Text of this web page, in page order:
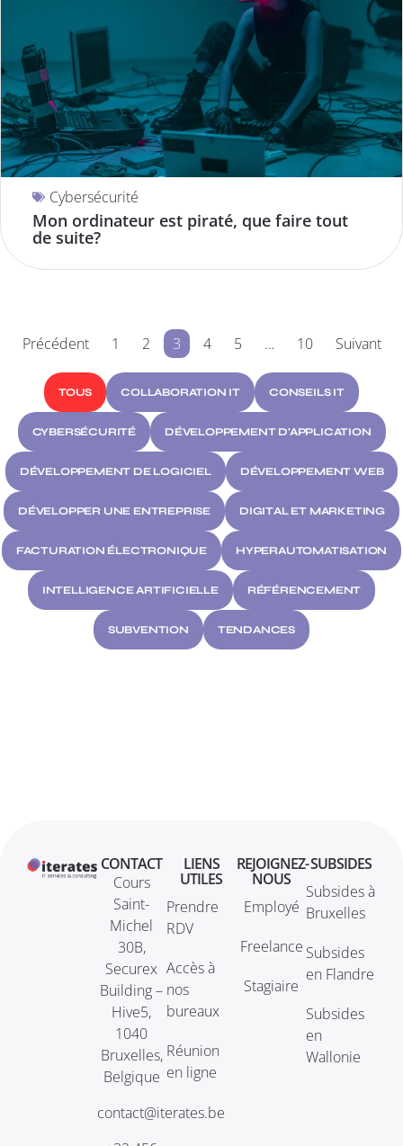
Cybersécurité
Mon ordinateur est piraté, que faire tout
de suite?
Précédent 1 2 3 4 5 … 10 Suivant
TOUS COLLABORATION IT CONSEILS IT
CYBERSÉCURITÉ DÉVELOPPEMENT D'APPLICATION
DÉVELOPPEMENT DE LOGICIEL DÉVELOPPEMENT WEB
DÉVELOPPER UNE ENTREPRISE DIGITAL ET MARKETING
FACTURATION ÉLECTRONIQUE HYPERAUTOMATISATION
INTELLIGENCE ARTIFICIELLE RÉFÉRENCEMENT
SUBVENTION TENDANCES
CONTACT
Cours
Saint-
Michel
30B,
Securex
Building –
Hive5,
1040
Bruxelles,
Belgique
contact@iterates.be
LIENS
UTILES
Prendre
RDV
Accès à
nos
bureaux
Réunion
en ligne
REJOIGNEZ-
NOUS
Employé
Freelance
Stagiaire
SUBSIDES
Subsides à
Bruxelles
Subsides
en Flandre
Subsides
en
Wallonie